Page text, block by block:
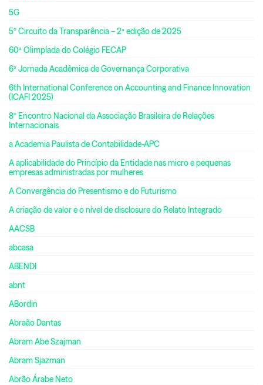
5G
5º Circuito da Transparência – 2ª edição de 2025
60ª Olimpíada do Colégio FECAP
6ª Jornada Acadêmica de Governança Corporativa
6th International Conference on Accounting and Finance Innovation
(ICAFI 2025)
8º Encontro Nacional da Associação Brasileira de Relações
Internacionais
a Academia Paulista de Contabilidade-APC
A aplicabilidade do Princípio da Entidade nas micro e pequenas
empresas administradas por mulheres
A Convergência do Presentismo e do Futurismo
A criação de valor e o nível de disclosure do Relato Integrado
AACSB
abcasa
ABENDI
abnt
ABordin
Abraão Dantas
Abram Abe Szajman
Abram Sjazman
Abrão Árabe Neto